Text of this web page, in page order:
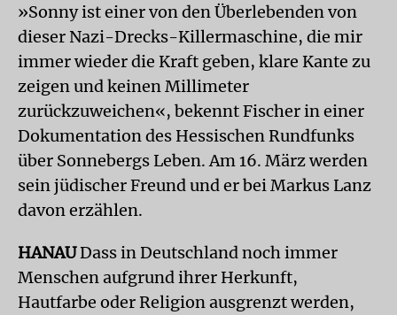
»Sonny ist einer von den Überlebenden von
dieser Nazi-Drecks-Killermaschine, die mir
immer wieder die Kraft geben, klare Kante zu
zeigen und keinen Millimeter
zurückzuweichen«, bekennt Fischer in einer
Dokumentation des Hessischen Rundfunks
über Sonnebergs Leben. Am 16. März werden
sein jüdischer Freund und er bei Markus Lanz
davon erzählen.
HANAUDass in Deutschland noch immer
Menschen aufgrund ihrer Herkunft,
Hautfarbe oder Religion ausgrenzt werden,